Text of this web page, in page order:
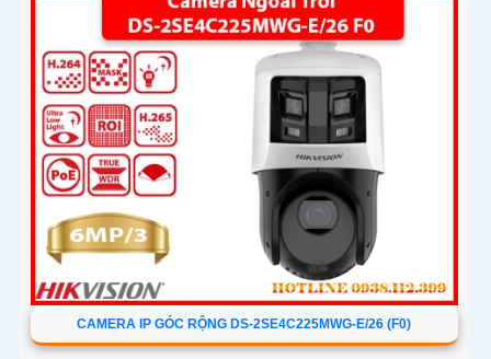
CAMERA IP GÓC RỘNG DS-2SE4C225MWG-E/26 (F0)